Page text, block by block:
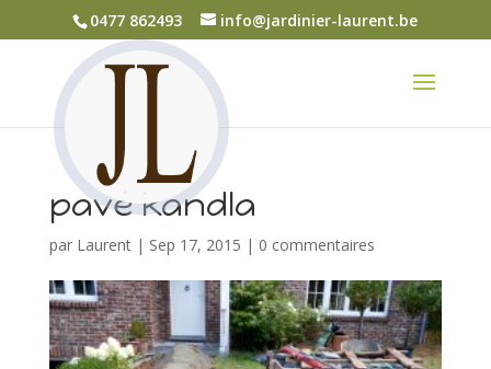
0477 862493 info@jardinier-laurent.be
pavé kandla
par Laurent| Sep 17, 2015 | 0 commentaires